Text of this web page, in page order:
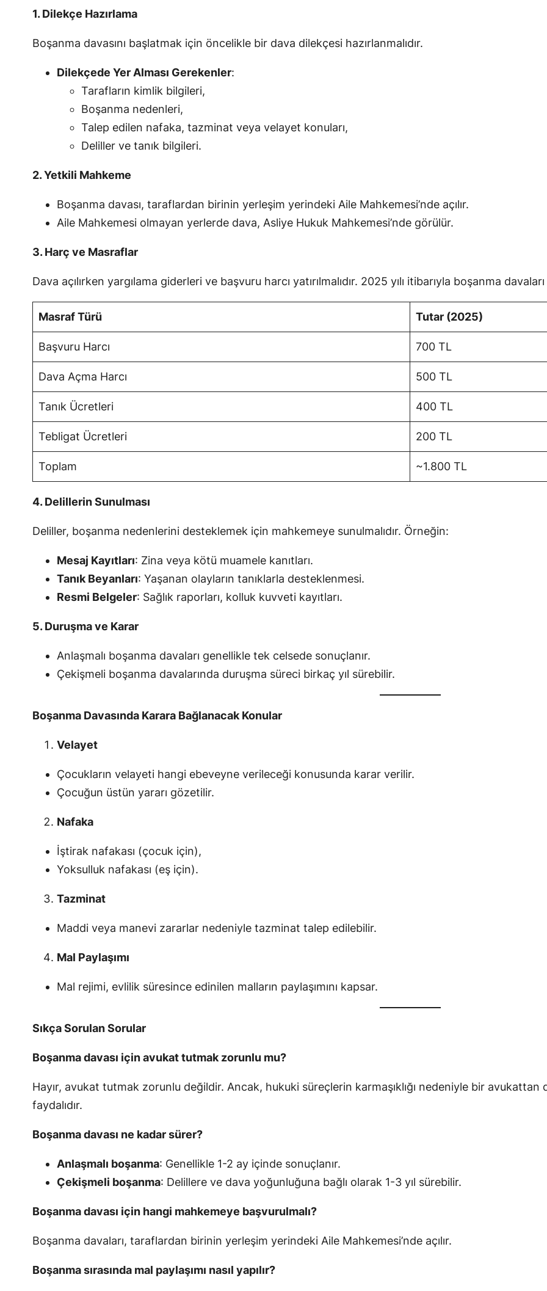
1. Dilekçe Hazırlama
Boşanma davasını başlatmak için öncelikle bir dava dilekçesi hazırlanmalıdır.
Dilekçede Yer Alması Gerekenler:
Tarafların kimlik bilgileri,
Boşanma nedenleri,
Talep edilen nafaka, tazminat veya velayet konuları,
Deliller ve tanık bilgileri.
2. Yetkili Mahkeme
Boşanma davası, taraflardan birinin yerleşim yerindeki Aile Mahkemesi’nde açılır.
Aile Mahkemesi olmayan yerlerde dava, Asliye Hukuk Mahkemesi’nde görülür.
3. Harç ve Masraflar
Dava açılırken yargılama giderleri ve başvuru harcı yatırılmalıdır. 2025 yılı itibarıyla boşanma
Masraf Türü Tutar (2025)
Başvuru Harcı 700 TL
Dava Açma Harcı 500 TL
Tanık Ücretleri 400 TL
Tebligat Ücretleri 200 TL
Toplam ~1.800 TL
4. Delillerin Sunulması
Deliller, boşanma nedenlerini desteklemek için mahkemeye sunulmalıdır. Örneğin:
Mesaj Kayıtları: Zina veya kötü muamele kanıtları.
Tanık Beyanları: Yaşanan olayların tanıklarla desteklenmesi.
Resmi Belgeler: Sağlık raporları, kolluk kuvveti kayıtları.
5. Duruşma ve Karar
Anlaşmalı boşanma davaları genellikle tek celsede sonuçlanır.
Çekişmeli boşanma davalarında duruşma süreci birkaç yıl sürebilir.
Boşanma Davasında Karara Bağlanacak Konular
Velayet
Çocukların velayeti hangi ebeveyne verileceği konusunda karar verilir.
Çocuğun üstün yararı gözetilir.
Nafaka
İştirak nafakası (çocuk için),
Yoksulluk nafakası (eş için).
Tazminat
Maddi veya manevi zararlar nedeniyle tazminat talep edilebilir.
Mal Paylaşımı
Mal rejimi, evlilik süresince edinilen malların paylaşımını kapsar.
Sıkça Sorulan Sorular
Boşanma davası için avukat tutmak zorunlu mu?
Hayır, avukat tutmak zorunlu değildir. Ancak, hukuki süreçlerin karmaşıklığı nedeniyle bir avukattan
faydalıdır.
Boşanma davası ne kadar sürer?
Anlaşmalı boşanma: Genellikle 1-2 ay içinde sonuçlanır.
Çekişmeli boşanma: Delillere ve dava yoğunluğuna bağlı olarak 1-3 yıl sürebilir.
Boşanma davası için hangi mahkemeye başvurulmalı?
Boşanma davaları, taraflardan birinin yerleşim yerindeki Aile Mahkemesi’nde açılır.
Boşanma sırasında mal paylaşımı nasıl yapılır?